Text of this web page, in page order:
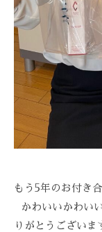
もう5年のお付き
かわいいかわい
りがとうござい